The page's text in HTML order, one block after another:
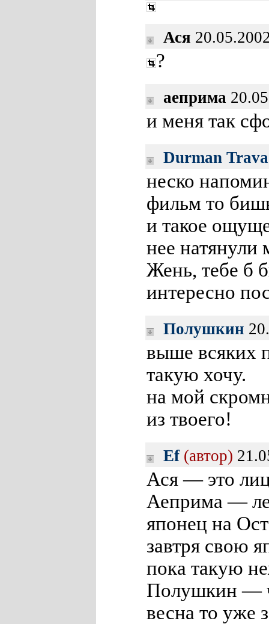
Ася
?
аеприма
и меня так
Durman Trava
неско
фильм то
и такое
нее натянули
Жень, тебе б
интересно
Полушкин
выше всяких
такую хочу.
на мой
из твоего!
Ef (автор)
Ася — это
Аеприма —
японец на
завтря свою
пока такую
Полушкин —
весна то уже